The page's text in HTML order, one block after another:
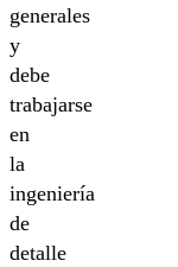
generales
y
debe
trabajarse
en
la
ingeniería
de
detalle